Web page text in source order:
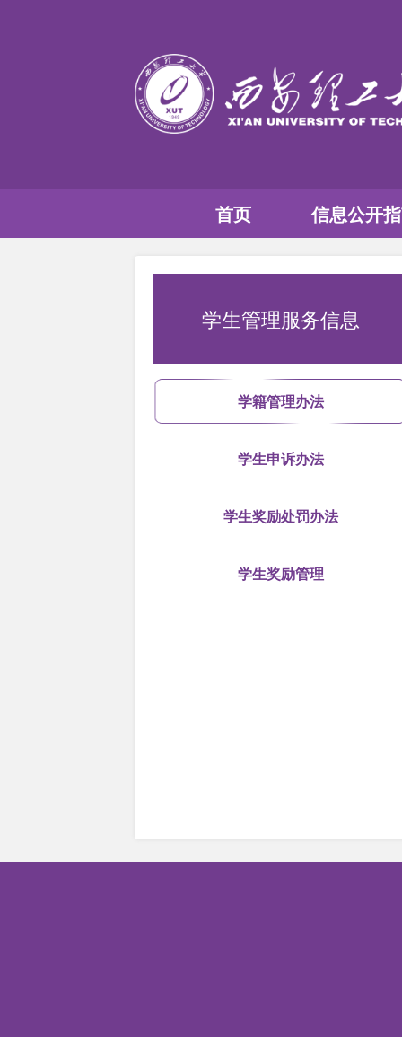
首页 信息公开
学生管理服务信息
学籍管理办法
学生申诉办法
学生奖励处罚办法
学生奖励管理